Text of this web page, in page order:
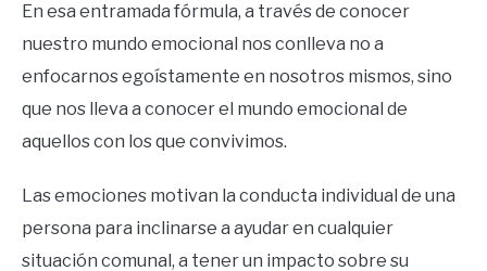
En esa entramada fórmula, a través de conocer
nuestro mundo emocional nos conlleva no a
enfocarnos egoístamente en nosotros mismos, sino
que nos lleva a conocer el mundo emocional de
aquellos con los que convivimos.
Las emociones motivan la conducta individual de una
persona para inclinarse a ayudar en cualquier
situación comunal, a tener un impacto sobre su